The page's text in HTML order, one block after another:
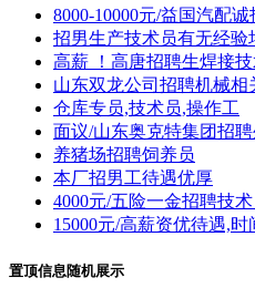
8000-10000元/益国汽配
招男生产技术员有无经验
高薪 ！高唐招聘生焊接
山东双龙公司招聘机械相
仓库专员,技术员,操作工
面议/山东奥克特集团招
养猪场招聘饲养员
本厂招男工待遇优厚
4000元/五险一金招聘技
15000元/高薪资优待遇,时
置顶信息随机展示